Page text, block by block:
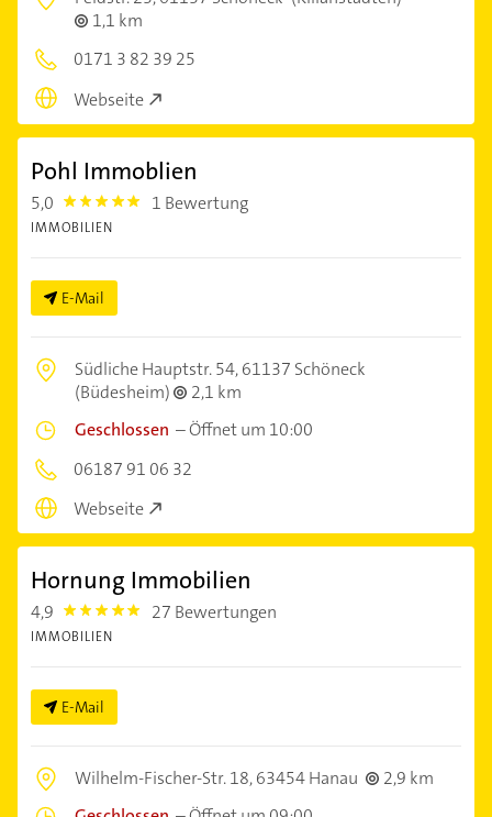
1,1 km
0171 3 82 39 25
Webseite
Pohl Immoblien
5,0 5.0 1 Bewertung
IMMOBILIEN
E-Mail
Südliche Hauptstr. 54,61137 Schöneck
(Büdesheim)
2,1 km
Geschlossen –Öffnet um 10:00
06187 91 06 32
Webseite
Hornung Immobilien
4,9 4.9 27 Bewertungen
IMMOBILIEN
E-Mail
Wilhelm-Fischer-Str. 18,63454 Hanau
2,9 km